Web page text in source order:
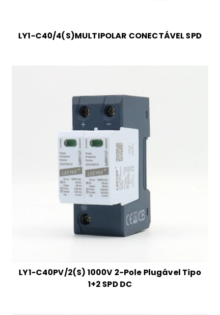
LY1-C40/4(S)MULTIPOLAR CONECTÁVEL SPD
LY1-C40PV/2(S) 1000V 2-Pole Plugável Tipo
1+2 SPD DC